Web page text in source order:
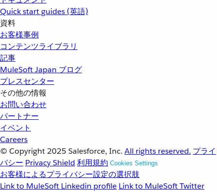
Quick start guides (英語)
資料
お客様事例
コンテンツライブラリ
記事
MuleSoft Japan ブログ
プレスセンター
その他の情報
お問い合わせ
パートナー
イベント
Careers
© Copyright 2025 Salesforce, Inc. All rights reserved. プライ
バシー Privacy Shield 利用規約 Cookies Settings
お客様によるプライバシー設定の選択肢
Link to MuleSoft Linkedin profile Link to MuleSoft Twitter